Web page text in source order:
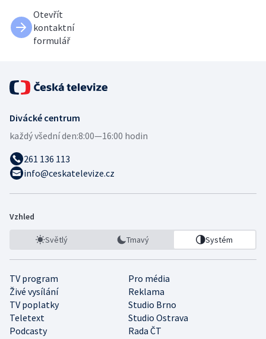
Otevřít
kontaktní
formulář
Divácké centrum
každý všední den:8:00—16:00 hodin
261 136 113
info@ceskatelevize.cz
Vzhled
Světlý Tmavý Systém
TV program
Pro média
Živé vysílání
Reklama
TV poplatky
Studio Brno
Teletext
Studio Ostrava
Podcasty
Rada ČT